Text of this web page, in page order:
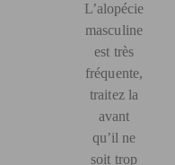
L’alopécie
masculine
est très
fréquente,
traitez la
avant
qu’il ne
soit trop